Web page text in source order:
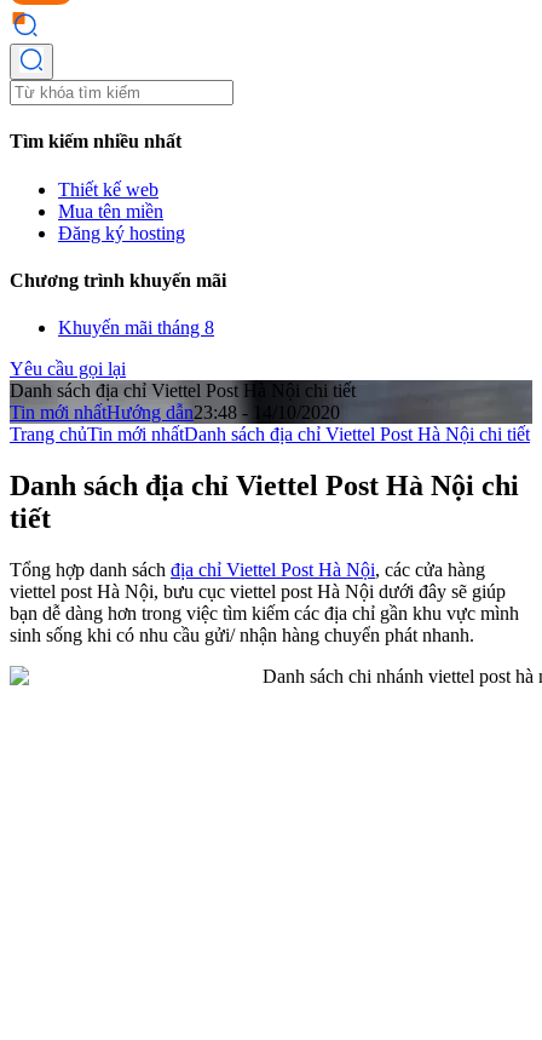
Tìm kiếm nhiều nhất
Thiết kế web
Mua tên miền
Đăng ký hosting
Chương trình khuyến mãi
Khuyến mãi tháng 8
Yêu cầu gọi lại
Danh sách địa chỉ Viettel Post Hà Nội chi tiết
Tin mới nhấtHướng dẫn23:48 - 14/10/2020
Trang chủTin mới nhấtDanh sách địa chỉ Viettel Post Hà Nội chi tiết
Danh sách địa chỉ Viettel Post Hà Nội chi
tiết
Tổng hợp danh sách địa chỉ Viettel Post Hà Nội, các cửa hàng
viettel post Hà Nội, bưu cục viettel post Hà Nội dưới đây sẽ giúp
bạn dễ dàng hơn trong việc tìm kiếm các địa chỉ gần khu vực mình
sinh sống khi có nhu cầu gửi/ nhận hàng chuyển phát nhanh.